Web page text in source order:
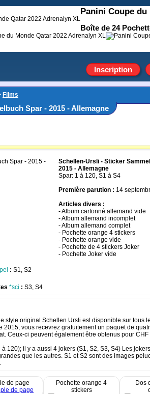
Inscription
Films
Spar - 2015 - Allemagne
Schellen-Ursli - Sticker
2015 - Allemagne
Spar: 1 à 120, S1 à S4
Première parution : 14
Articles divers :
- Album cartonné allemand vide
- Album allemand incomplet
- Album allemand complet
- Pochette orange 4 stickers
- Pochette orange vide
- Pochette de 4 stickers Joker
- Pochette Joker vide
: S1, S2
*sci : S3, S4
style original Schellen Ursli est disponible sur tous
2015, vous recevrez gratuitement un paquet de
Ceux-ci peuvent également être obtenus pour CHF
120); il y a aussi 4 jokers (S1, S2, S3, S4) Les
que les autres. S1 et S2 sont des images
de page
Pochette orange 4
stickers
Dos
Panini Coupe du
Boîte de 24